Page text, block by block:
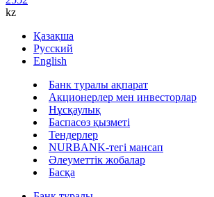
kz
Қазақша
Русский
English
Банк туралы ақпарат
Акционерлер мен инвесторлар
Нұсқаулық
Баспасөз қызметі
Тендерлер
NURBANK-тегі мансап
Әлеуметтік жобалар
Басқа